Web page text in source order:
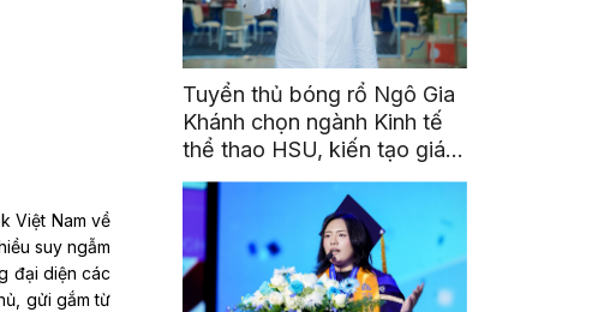
Việt Nam về
suy ngẫm
đại diện các
gửi gắm từ
Tuyển thủ bóng rổ Ngô Gia
Khánh chọn ngành Kinh tế
thể thao HSU, kiến tạo giá
trị từ đam mê thể thao